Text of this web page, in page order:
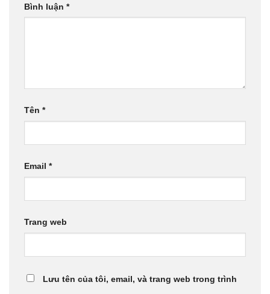
Bình luận *
Tên *
Email *
Trang web
Lưu tên của tôi, email, và trang web trong trình